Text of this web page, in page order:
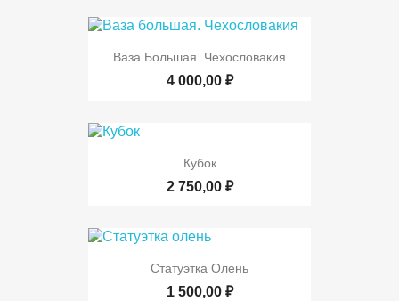
Ваза Большая. Чехословакия
4 000,00 ₽
Кубок
2 750,00 ₽
Статуэтка Олень
1 500,00 ₽